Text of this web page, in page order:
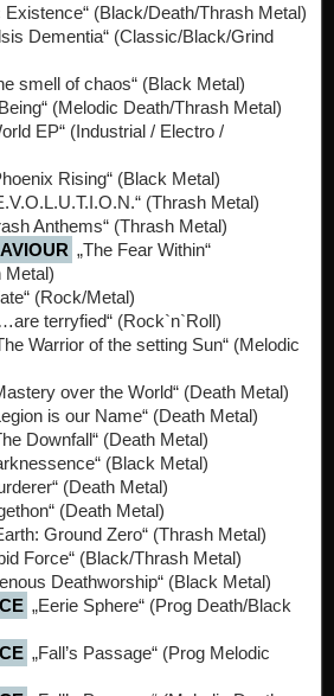
Existence“ (Black/Death/Thrash Metal)
Dementia“ (Classic/Black/Grind
smell of chaos“ (Black Metal)
(Melodic Death/Thrash Metal)
EP“ (Industrial / Electro /
Rising“ (Black Metal)
(Thrash Metal)
Anthems“ (Thrash Metal)
„The Fear Within“
Metal)
(Rock/Metal)
terryfied“ (Rock`n`Roll)
Warrior of the setting Sun“ (Melodic
over the World“ (Death Metal)
is our Name“ (Death Metal)
Downfall“ (Death Metal)
(Black Metal)
(Death Metal)
(Death Metal)
Ground Zero“ (Thrash Metal)
Force“ (Black/Thrash Metal)
Deathworship“ (Black Metal)
„Eerie Sphere“ (Prog Death/Black
„Fall’s Passage“ (Prog Melodic